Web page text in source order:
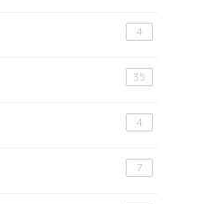
4
35
4
7